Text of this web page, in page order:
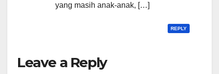
yang masih anak-anak, […]
REPLY
Leave a Reply